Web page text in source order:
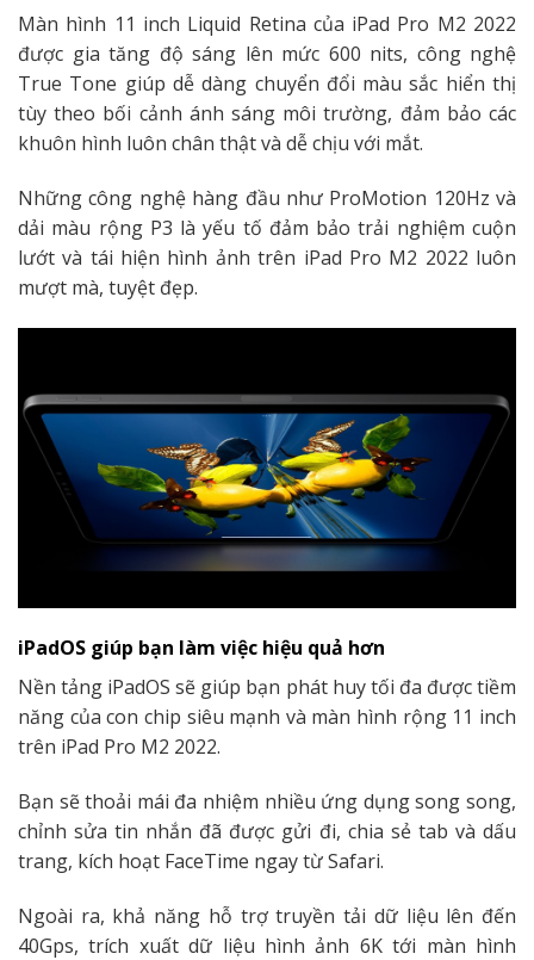
Màn hình 11 inch Liquid Retina của iPad Pro M2 2022
được gia tăng độ sáng lên mức 600 nits, công nghệ
True Tone giúp dễ dàng chuyển đổi màu sắc hiển thị
tùy theo bối cảnh ánh sáng môi trường, đảm bảo các
khuôn hình luôn chân thật và dễ chịu với mắt.
Những công nghệ hàng đầu như ProMotion 120Hz và
dải màu rộng P3 là yếu tố đảm bảo trải nghiệm cuộn
lướt và tái hiện hình ảnh trên iPad Pro M2 2022 luôn
mượt mà, tuyệt đẹp.
iPadOS giúp bạn làm việc hiệu quả hơn
Nền tảng iPadOS sẽ giúp bạn phát huy tối đa được tiềm
năng của con chip siêu mạnh và màn hình rộng 11 inch
trên iPad Pro M2 2022.
Bạn sẽ thoải mái đa nhiệm nhiều ứng dụng song song,
chỉnh sửa tin nhắn đã được gửi đi, chia sẻ tab và dấu
trang, kích hoạt FaceTime ngay từ Safari.
Ngoài ra, khả năng hỗ trợ truyền tải dữ liệu lên đến
40Gps, trích xuất dữ liệu hình ảnh 6K tới màn hình